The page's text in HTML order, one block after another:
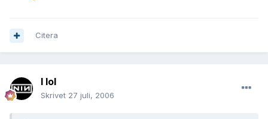
Citera
I lol
Skrivet 27 juli, 2006